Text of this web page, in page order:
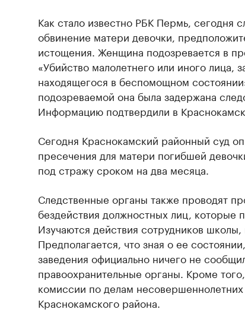
Как стало известно РБК Пермь, сегодня
обвинение матери девочки,
истощения. Женщина подозревается в
«Убийство малолетнего или иного лица,
находящегося в беспомощном
подозреваемой она была задержана
Информацию подтвердили в
Сегодня Краснокамский районный суд
пресечения для матери погибшей
под стражу сроком на два месяца.
Следственные органы также проводят
бездействия должностных лиц, которые
Изучаются действия сотрудников школы,
Предполагается, что зная о ее
заведения официально ничего не
правоохранительные органы. Кроме
комиссии по делам
Краснокамского района.